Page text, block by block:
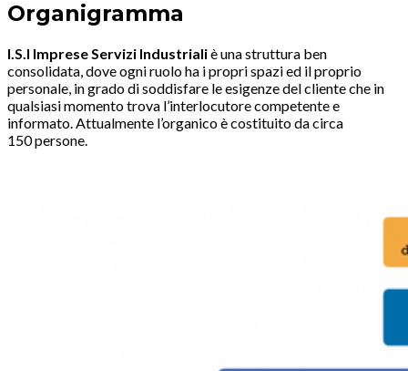
Organigramma
I.S.I Imprese Servizi Industrialiè una struttura ben
consolidata, dove ogni ruolo ha i propri spazi ed il proprio
personale, in grado di soddisfare le esigenze del cliente che in
qualsiasi momento trova l’interlocutore competente e
informato. Attualmente l’organico è costituito da circa
150 persone.